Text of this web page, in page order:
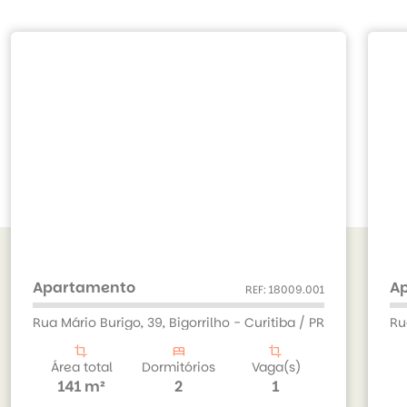
Apartamento REF: 18009.001
Rua Mário Burigo, 39, Bigorrilho - Curitiba / PR
crop
Área total
141 m²
bed
Dormitórios
2
crop
Vaga(s)
1